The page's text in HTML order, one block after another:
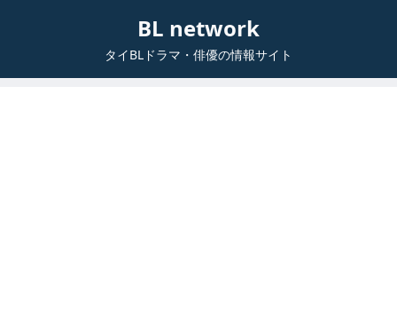
BL network
タイBLドラマ・俳優の情報サイト